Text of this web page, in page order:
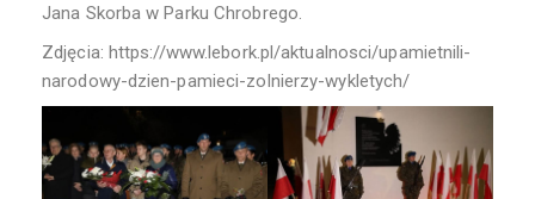
Jana Skorba w Parku Chrobrego.
Zdjęcia: https://www.lebork.pl/aktualnosci/upamietnili-
narodowy-dzien-pamieci-zolnierzy-wykletych/